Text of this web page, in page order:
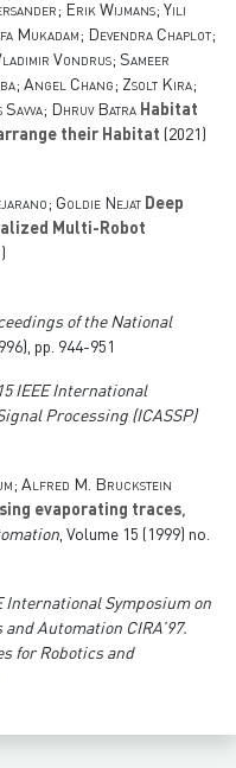
Erik Wijmans; Yili
Mukadam; Devendra Chaplot;
Vondrus; Sameer
Angel Chang; Zsolt Kira;
Dhruv Batra Habitat
their Habitat (2021)
Goldie Nejat Deep
Multi-Robot
of the National
pp. 944-951
IEEE International
Processing (ICASSP)
Alfred M. Bruckstein
evaporating traces,
, Volume 15 (1999) no.
International Symposium on
Automation CIRA’97.
for Robotics and